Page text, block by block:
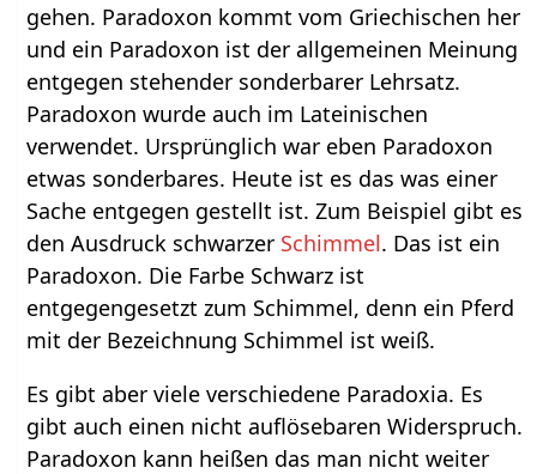
gehen. Paradoxon kommt vom Griechischen her
und ein Paradoxon ist der allgemeinen Meinung
entgegen stehender sonderbarer Lehrsatz.
Paradoxon wurde auch im Lateinischen
verwendet. Ursprünglich war eben Paradoxon
etwas sonderbares. Heute ist es das was einer
Sache entgegen gestellt ist. Zum Beispiel gibt es
den Ausdruck schwarzer Schimmel. Das ist ein
Paradoxon. Die Farbe Schwarz ist
entgegengesetzt zum Schimmel, denn ein Pferd
mit der Bezeichnung Schimmel ist weiß.
Es gibt aber viele verschiedene Paradoxia. Es
gibt auch einen nicht auflösebaren Widerspruch.
Paradoxon kann heißen das man nicht weiter